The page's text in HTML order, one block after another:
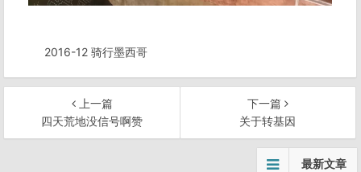
2016-12 骑行墨西哥
上一篇
四天荒地没信号啊赞
下一篇
关于转基因
最新文章